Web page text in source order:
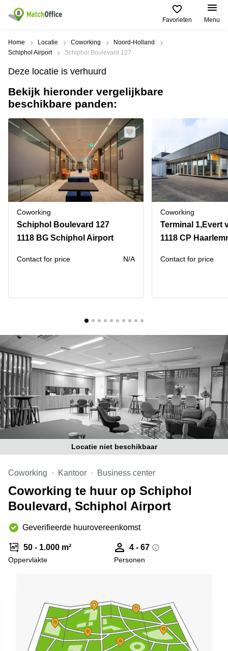
Favorieten Menu
Huren / Verhuren
Productpagina's
Kantoorruimten
Business
Flexplekken
Coworking
Vergaderruimten
Virtueel
Kantoor
Bedrijfsruimte
Populaire
Steden
Alkmaar
Oost
Amsterdam
Westpoort
op
Zoom
Amersfoort
Breda
Hengelo
Hilversum
Tilburg
Zwolle
Amsterdam
Westpoort
Populaire
zoekopdrachten
Kantoorruimte
in Breda
Kantoor
huren
Bergen
Kantoor
huren
Tiel
Kantoor
huren
Reeuwijk
Business
Business
center
Hilversum
Business
Den
Haag
Coworking
space
Breda
Coworking
in Arnhem
Coworking
Hilversum
Coworking
space
Zwolle
Kantoor
Hengelo
Help
Over ons
Voeg je kantoorruimte toe
Huurprijs
Log in
Home Locatie Coworking
Noord-Holland
Schiphol Airport
Schiphol Boulevard 127
Deze locatie is verhuurd
Bekijk hieronder vergelijkbare
beschikbare panden:
Coworking
Schiphol Boulevard 127
1118 BG Schiphol Airport
Contact for price N/A
Coworking
1118 CP
Contact for price
Locatie niet beschikbaar
Coworking Kantoor Business center
Coworking te huur op Schiphol
Boulevard, Schiphol Airport
Geverifieerde huurovereenkomst
50 - 1.000 m²
Oppervlakte
4 - 67
Personen